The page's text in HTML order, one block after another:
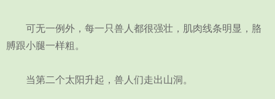
可无一例外，每一只兽人都很强壮，肌肉线条明显，胳
膊跟小腿一样粗。
当第二个太阳升起，兽人们走出山洞。